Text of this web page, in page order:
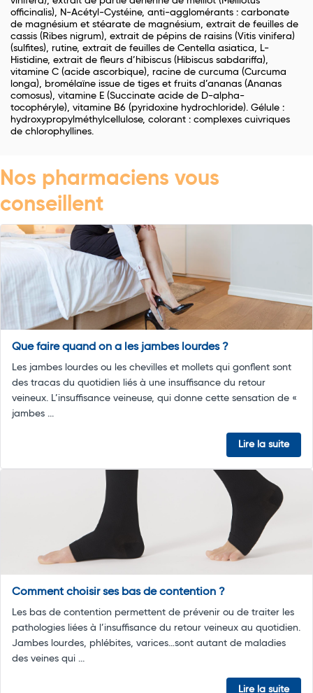
officinalis), N-Acétyl-Cystéine, anti-agglomérants : carbonate
de magnésium et stéarate de magnésium, extrait de feuilles de
cassis (Ribes nigrum), extrait de pépins de raisins (Vitis vinifera)
(sulfites), rutine, extrait de feuilles de Centella asiatica, L-
Histidine, extrait de fleurs d’hibiscus (Hibiscus sabdariffa),
vitamine C (acide ascorbique), racine de curcuma (Curcuma
longa), bromélaïne issue de tiges et fruits d’ananas (Ananas
comosus), vitamine E (Succinate acide de D-alpha-
tocophéryle), vitamine B6 (pyridoxine hydrochloride). Gélule :
hydroxypropylméthylcellulose, colorant : complexes cuivriques
de chlorophyllines.
Nos pharmaciens vous
conseillent
Que faire quand on a les jambes lourdes ?
Les jambes lourdes ou les chevilles et mollets qui gonflent sont
des tracas du quotidien liés à une insuffisance du retour
veineux. L’insuffisance veineuse, qui donne cette sensation de «
jambes ...
Lire la suite
Comment choisir ses bas de contention ?
Les bas de contention permettent de prévenir ou de traiter les
pathologies liées à l’insuffisance du retour veineux au quotidien.
Jambes lourdes, phlébites, varices…sont autant de maladies
des veines qui ...
Lire la suite